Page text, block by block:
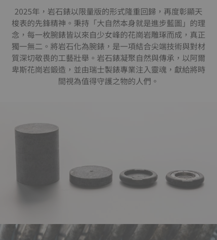
2025年，岩石錶以限量版的形式隆重回歸，再度彰顯天
梭表的先鋒精神。秉持「大自然本身就是進步藍圖」的理
念，每一枚腕錶皆以來自少女峰的花崗岩雕琢而成，真正
獨一無二。將岩石化為腕錶，是一項結合尖端技術與對材
質深切敬畏的工藝壯舉。岩石錶凝聚自然與傳承，以阿爾
卑斯花崗岩鍛造，並由瑞士製錶專業注入靈魂，獻給將時
間視為值得守護之物的人們。